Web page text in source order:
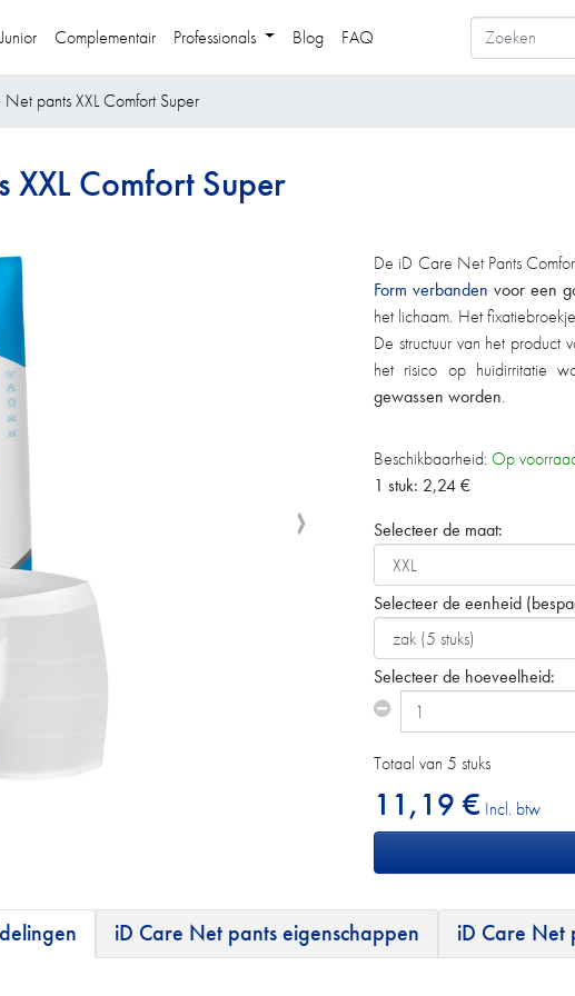
Complementair Professionals Blog FAQ
pants XXL Comfort Super
XXL Comfort Super
De iD Care Net Pants
Form verbanden voor een
het lichaam. Het
De structuur van het product
het risico op huidirritatie
gewassen worden.​​​
Beschikbaarheid: Op
1 stuk: 2,24€
Selecteer de maat:
Selecteer de eenheid
Selecteer de hoeveelheid:
Totaal van 5 stuks
11,19 € Incl. btw
iD Care Net pants eigenschappen iD Care Net